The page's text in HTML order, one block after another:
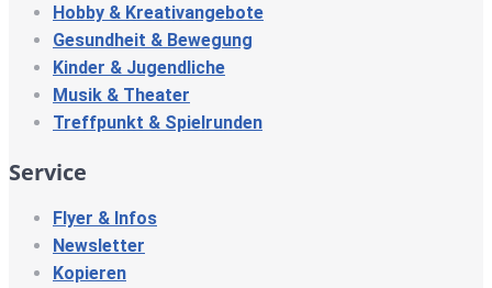
Hobby & Kreativangebote
Gesundheit & Bewegung
Kinder & Jugendliche
Musik & Theater
Treffpunkt & Spielrunden
Service
Flyer & Infos
Newsletter
Kopieren